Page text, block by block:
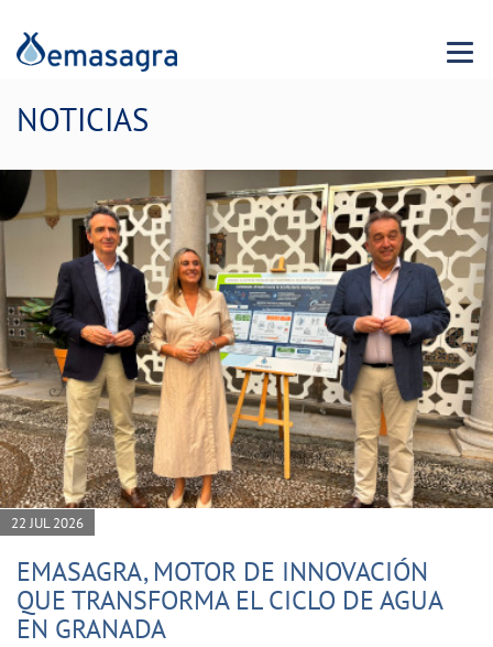
Menu
NOTICIAS
22 JUL 2026
EMASAGRA, MOTOR DE INNOVACIÓN
QUE TRANSFORMA EL CICLO DE AGUA
EN GRANADA